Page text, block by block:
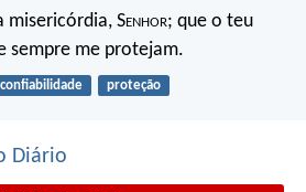
misericórdia, Senhor; que o teu
sempre me protejam.
confiabilidade proteção
Diário